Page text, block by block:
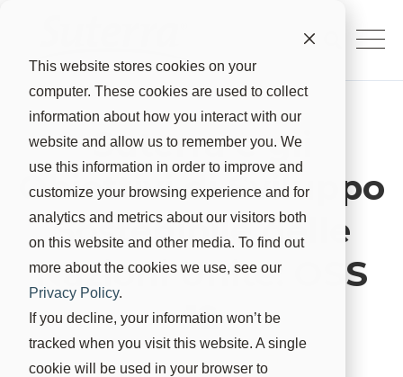
This website stores cookies on your
computer. These cookies are used to collect
information about how you interact with our
website and allow us to remember you. We
use this information in order to improve and
customize your browsing experience and for
analytics and metrics about our visitors both
on this website and other media. To find out
more about the cookies we use, see our
Privacy Policy.
If you decline, your information won’t be
tracked when you visit this website. A single
cookie will be used in your browser to
Suterra e gli
Obiettivi di Sviluppo
Sostenibile delle
Nazioni Unite: OSS
12
Suterra 4 ago 2021, 22:30:00